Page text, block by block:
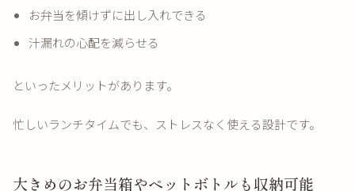
お弁当を傾けずに出し入れできる
汁漏れの心配を減らせる
といったメリットがあります。
忙しいランチタイムでも、ストレスなく使える設計です。
大きめのお弁当箱やペットボトルも収納可能